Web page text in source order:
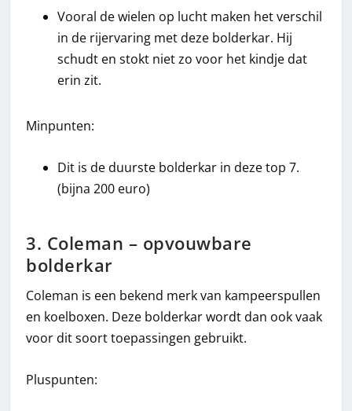
Vooral de wielen op lucht maken het verschil
in de rijervaring met deze bolderkar. Hij
schudt en stokt niet zo voor het kindje dat
erin zit.
Minpunten:
Dit is de duurste bolderkar in deze top 7.
(bijna 200 euro)
3. Coleman – opvouwbare
bolderkar
Coleman is een bekend merk van kampeerspullen
en koelboxen. Deze bolderkar wordt dan ook vaak
voor dit soort toepassingen gebruikt.
Pluspunten: